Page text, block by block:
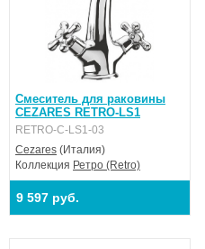
Смеситель для раковины
CEZARES RETRO-LS1
RETRO-C-LS1-03
Cezares (Италия)
Коллекция Ретро (Retro)
9 597 руб.